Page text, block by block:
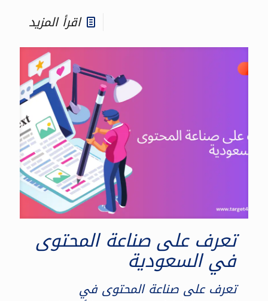
اقرأ المزيد
تعرف على صناعة المحتوى
في السعودية
تعرف على صناعة المحتوى في